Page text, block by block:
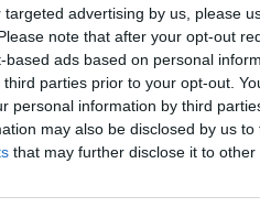
advertising by us, please
note that after your opt-out
ads based on personal
parties prior to your opt-out.
personal information by third
may also be disclosed by us
that may further disclose it to other
is sok ilyen feladatlapot